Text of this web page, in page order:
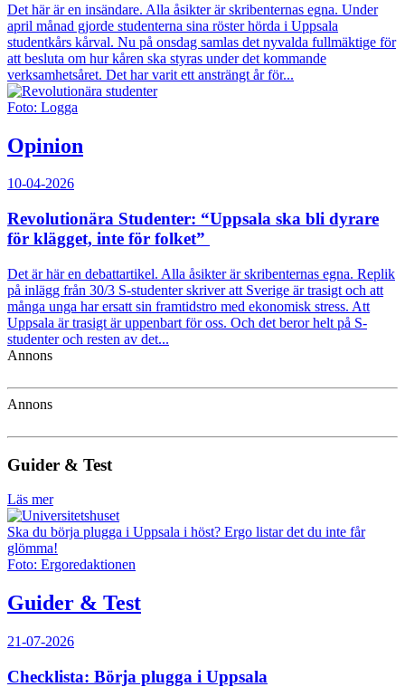
Det här är en insändare. Alla åsikter är skribenternas egna. Under
april månad gjorde studenterna sina röster hörda i Uppsala
studentkårs kårval. Nu på onsdag samlas det nyvalda fullmäktige för
att besluta om hur kåren ska styras under det kommande
verksamhetsåret. Det har varit ett ansträngt år för...
Foto: Logga
Opinion
10-04-2026
Revolutionära Studenter: “Uppsala ska bli dyrare
för klägget, inte för folket”
Det är här en debattartikel. Alla åsikter är skribenternas egna. Replik
på inlägg från 30/3 S-studenter skriver att Sverige är trasigt och att
många unga har ersatt sin framtidstro med ekonomisk stress. Att
Uppsala är trasigt är uppenbart för oss. Och det beror helt på S-
studenter och resten av det...
Annons
Annons
Guider & Test
Läs mer
Ska du börja plugga i Uppsala i höst? Ergo listar det du inte får
glömma!
Foto: Ergoredaktionen
Guider & Test
21-07-2026
Checklista: Börja plugga i Uppsala